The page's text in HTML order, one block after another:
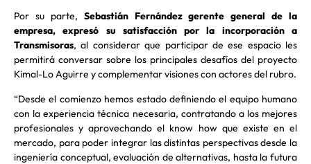
Por su parte, Sebastián Fernández gerente general de la
empresa, expresó su satisfacción por la incorporación a
Transmisoras, al considerar que participar de ese espacio les
permitirá conversar sobre los principales desafíos del proyecto
Kimal-Lo Aguirre y complementar visiones con actores del rubro.
“Desde el comienzo hemos estado definiendo el equipo humano
con la experiencia técnica necesaria, contratando a los mejores
profesionales y aprovechando el know how que existe en el
mercado, para poder integrar las distintas perspectivas desde la
ingeniería conceptual, evaluación de alternativas, hasta la futura